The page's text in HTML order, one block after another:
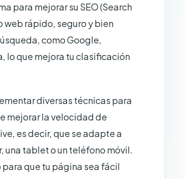
para mejorar su SEO (Search
web rápido, seguro y bien
como Google,
lo que mejora tu clasificación
diversas técnicas para
mejorar la velocidad de
es decir, que se adapte a
una tablet o un teléfono móvil.
que tu página sea fácil